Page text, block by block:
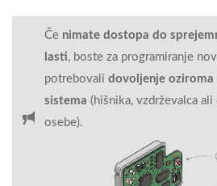
Če nimate dostopa do
lasti, boste za programiranje
potrebovali dovoljenje oziroma
sistema (hišnika, vzdrževalca
osebe).